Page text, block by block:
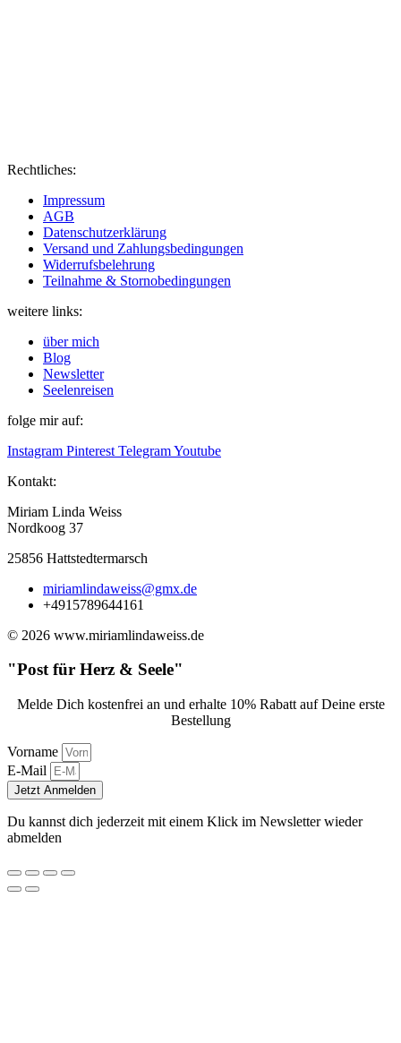
Rechtliches:
Impressum
AGB
Datenschutzerklärung
Versand und Zahlungsbedingungen
Widerrufsbelehrung
Teilnahme & Stornobedingungen
weitere links:
über mich
Blog
Newsletter
Seelenreisen
folge mir auf:
Instagram Pinterest TelegramYoutube
Kontakt:
Miriam Linda Weiss
Nordkoog 37
25856 Hattstedtermarsch
miriamlindaweiss@gmx.de
+4915789644161
© 2026 www.miriamlindaweiss.de
"Post für Herz & Seele"
Melde Dich kostenfrei an und erhalte 10% Rabatt auf Deine erste
Bestellung
Vorname
E-Mail
Jetzt Anmelden
Du kannst dich jederzeit mit einem Klick im Newsletter wieder
abmelden